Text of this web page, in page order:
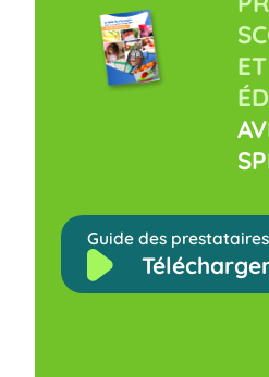
ET
Guide des